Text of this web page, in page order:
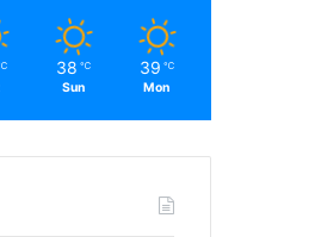
38 ℃
Sun
39 ℃
Mon